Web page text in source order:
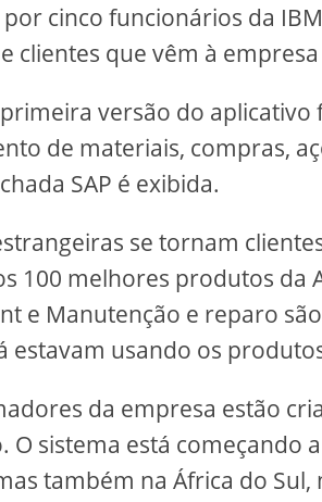
cinco funcionários da
clientes que vêm à
primeira versão do
de materiais, compras,
SAP é exibida.
se tornam
100 melhores produtos da
e Manutenção e reparo
estavam usando os
da empresa estão
O sistema está começando
também na África do Sul,